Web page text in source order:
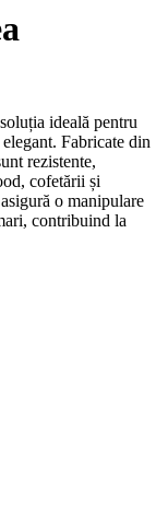
ideală pentru
Fabricate din
rezistente,
cofetării și
o manipulare
contribuind la